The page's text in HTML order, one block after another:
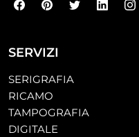
SERVIZI
SERIGRAFIA
RICAMO
TAMPOGRAFIA
DIGITALE